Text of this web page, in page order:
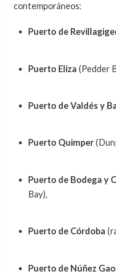
contemporáneos:
Puerto de
Puerto Eliza (Pedder
Puerto de Valdés y
Puerto Quimper
Puerto de Bodega y
Bay),
Puerto de Córdoba
Puerto de Núñez